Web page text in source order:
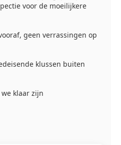
voor de moeilijkere
geen verrassingen op
klussen buiten
klaar zijn